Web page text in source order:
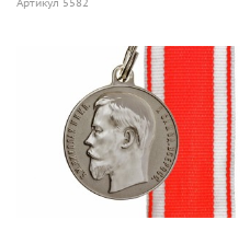
Артикул 5582